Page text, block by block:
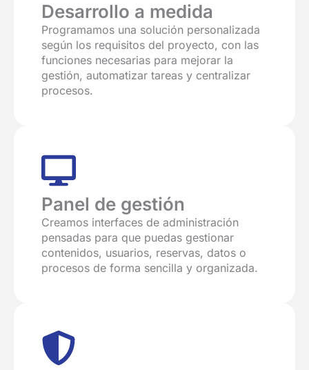
Desarrollo a medida
Programamos una solución personalizada
según los requisitos del proyecto, con las
funciones necesarias para mejorar la
gestión, automatizar tareas y centralizar
procesos.
Panel de gestión
Creamos interfaces de administración
pensadas para que puedas gestionar
contenidos, usuarios, reservas, datos o
procesos de forma sencilla y organizada.